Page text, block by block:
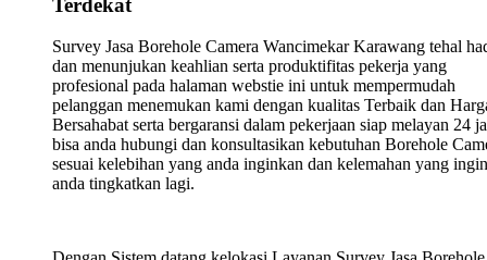
Terdekat
Survey Jasa Borehole Camera Wancimekar Karawang tehal
dan menunjukan keahlian serta produktifitas pekerja yang
profesional pada halaman webstie ini untuk mempermudah
pelanggan menemukan kami dengan kualitas Terbaik dan
Bersahabat serta bergaransi dalam pekerjaan siap melayan 24
bisa anda hubungi dan konsultasikan kebutuhan Borehole
sesuai kelebihan yang anda inginkan dan kelemahan yang ingin
anda tingkatkan lagi.